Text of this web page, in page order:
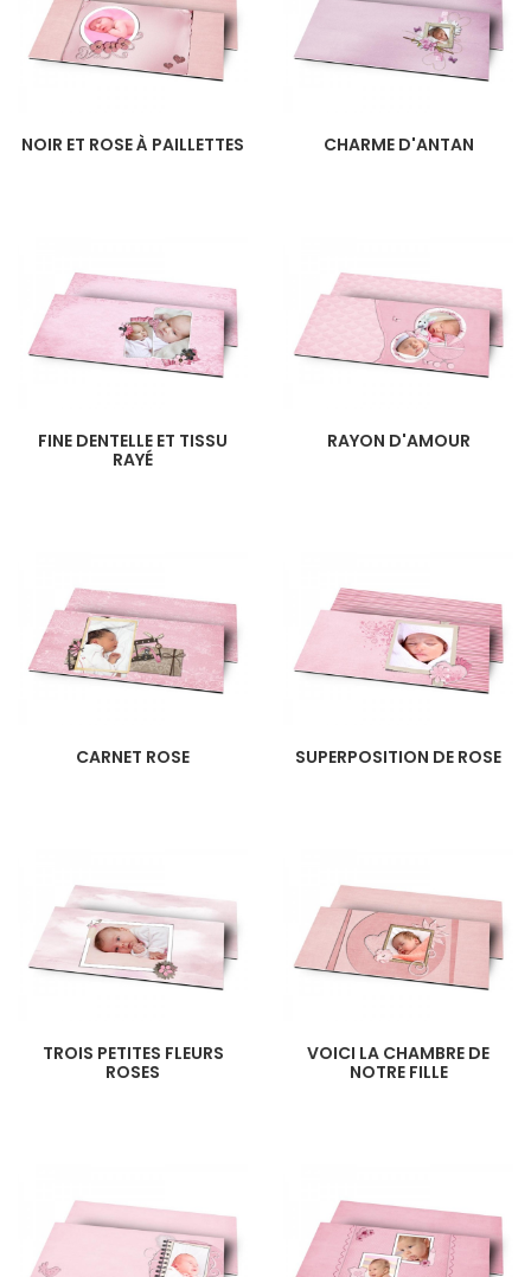
NOIR ET ROSE À PAILLETTES CHARME D'ANTAN
FINE DENTELLE ET TISSU
RAYÉ
RAYON D'AMOUR
CARNET ROSE SUPERPOSITION DE ROSE
TROIS PETITES FLEURS
ROSES
VOICI LA CHAMBRE DE
NOTRE FILLE